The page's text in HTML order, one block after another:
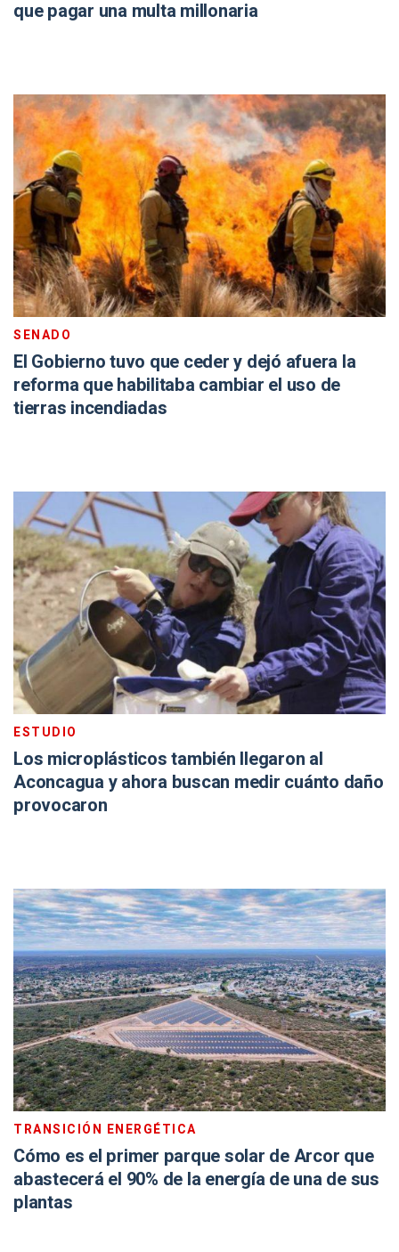
que pagar una multa millonaria
SENADO
El Gobierno tuvo que ceder y dejó afuera la
reforma que habilitaba cambiar el uso de
tierras incendiadas
ESTUDIO
Los microplásticos también llegaron al
Aconcagua y ahora buscan medir cuánto daño
provocaron
TRANSICIÓN ENERGÉTICA
Cómo es el primer parque solar de Arcor que
abastecerá el 90% de la energía de una de sus
plantas